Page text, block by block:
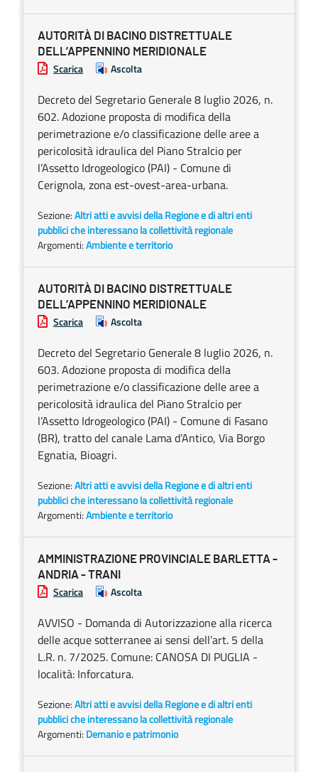
AUTORITÀ DI BACINO DISTRETTUALE
DELL’APPENNINO MERIDIONALE
Scarica Ascolta
Decreto del Segretario Generale 8 luglio 2026, n.
602. Adozione proposta di modifica della
perimetrazione e/o classificazione delle aree a
pericolosità idraulica del Piano Stralcio per
l’Assetto Idrogeologico (PAI) - Comune di
Cerignola, zona est-ovest-area-urbana.
Sezione:Altri atti e avvisi della Regione e di altri enti
pubblici che interessano la collettività regionale
Argomenti:Ambiente e territorio
AUTORITÀ DI BACINO DISTRETTUALE
DELL’APPENNINO MERIDIONALE
Scarica Ascolta
Decreto del Segretario Generale 8 luglio 2026, n.
603. Adozione proposta di modifica della
perimetrazione e/o classificazione delle aree a
pericolosità idraulica del Piano Stralcio per
l’Assetto Idrogeologico (PAI) - Comune di Fasano
(BR), tratto del canale Lama d’Antico, Via Borgo
Egnatia, Bioagri.
Sezione:Altri atti e avvisi della Regione e di altri enti
pubblici che interessano la collettività regionale
Argomenti:Ambiente e territorio
AMMINISTRAZIONE PROVINCIALE BARLETTA -
ANDRIA - TRANI
Scarica Ascolta
AVVISO - Domanda di Autorizzazione alla ricerca
delle acque sotterranee ai sensi dell’art. 5 della
L.R. n. 7/2025. Comune: CANOSA DI PUGLIA -
località: Inforcatura.
Sezione:Altri atti e avvisi della Regione e di altri enti
pubblici che interessano la collettività regionale
Argomenti: Demanio e patrimonio